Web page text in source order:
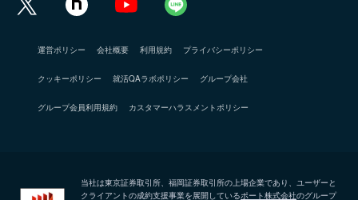
運営ポリシー 会社概要 利用規約 プライバシーポリシー
クッキーポリシー 就活QAラボポリシー グループ会社
グループ会員利用規約 カスタマーハラスメントポリシー
当社は東京証券取引所、福岡証券取引所の上場企業であり、ユーザーと
クライアントの成約支援事業を展開しているポート株式会社のグループ